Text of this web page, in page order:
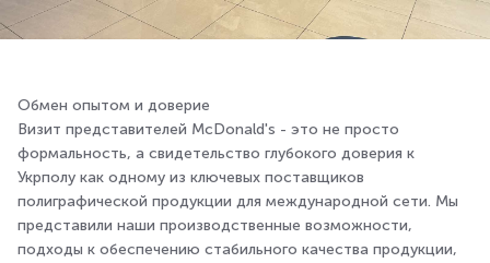
Обмен опытом и доверие
Визит представителей McDonald's - это не просто
формальность, а свидетельство глубокого доверия к
Укрполу как одному из ключевых поставщиков
полиграфической продукции для международной сети. Мы
представили наши производственные возможности,
подходы к обеспечению стабильного качества продукции,